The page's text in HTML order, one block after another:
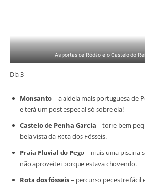
As portas de Ródão e o Castelo do
Dia 3
Monsanto– a aldeia mais portuguesa de
e terá um post especial só sobre ela!
Castelo de Penha Garcia – torre bem
bela vista da Rota dos Fósseis.
Praia Fluvial do Pego– mais uma piscina
não aproveitei porque estava chovendo.
Rota dos fósseis– percurso pedestre fácil